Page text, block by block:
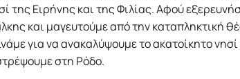
της Ειρήνης και της Φιλίας. Αφού
και μαγευτούμε από την καταπληκτική
για να ανακαλύψουμε το ακατοίκητο
στη Ρόδο.